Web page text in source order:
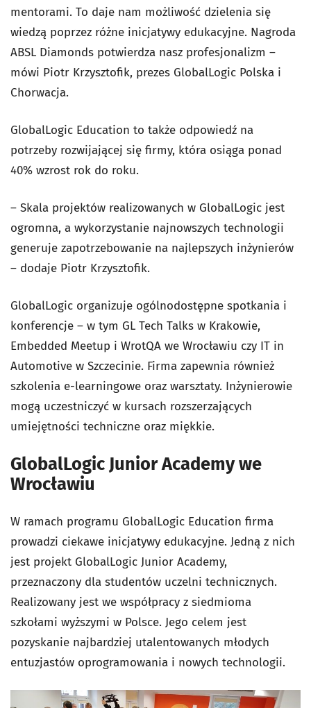
mentorami. To daje nam możliwość dzielenia się
wiedzą poprzez różne inicjatywy edukacyjne. Nagroda
ABSL Diamonds potwierdza nasz profesjonalizm –
mówi Piotr Krzysztofik, prezes GlobalLogic Polska i
Chorwacja.
GlobalLogic Education to także odpowiedź na
potrzeby rozwijającej się firmy, która osiąga ponad
40% wzrost rok do roku.
– Skala projektów realizowanych w GlobalLogic jest
ogromna, a wykorzystanie najnowszych technologii
generuje zapotrzebowanie na najlepszych inżynierów
– dodaje Piotr Krzysztofik.
GlobalLogic organizuje ogólnodostępne spotkania i
konferencje – w tym GL Tech Talks w Krakowie,
Embedded Meetup i WrotQA we Wrocławiu czy IT in
Automotive w Szczecinie. Firma zapewnia również
szkolenia e-learningowe oraz warsztaty. Inżynierowie
mogą uczestniczyć w kursach rozszerzających
umiejętności techniczne oraz miękkie.
GlobalLogic Junior Academy we
Wrocławiu
W ramach programu GlobalLogic Education firma
prowadzi ciekawe inicjatywy edukacyjne. Jedną z nich
jest projekt GlobalLogic Junior Academy,
przeznaczony dla studentów uczelni technicznych.
Realizowany jest we współpracy z siedmioma
szkołami wyższymi w Polsce. Jego celem jest
pozyskanie najbardziej utalentowanych młodych
entuzjastów oprogramowania i nowych technologii.